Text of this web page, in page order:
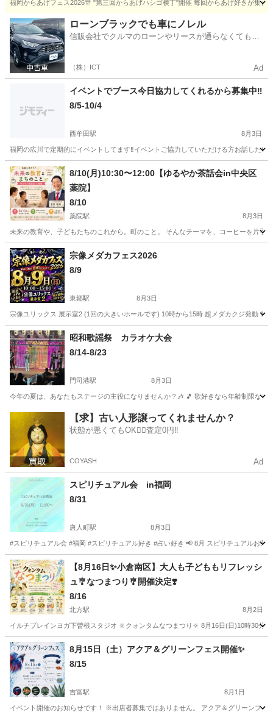
福岡からあげフェス2026🎊 "第三回からあげハシゴ横丁"開催 毎回からあげ好きが集
福岡 福岡市 赤坂駅 地域/お祭り 横丁
ローンブラックでも車にノレル
信販会社でクルマのローンやリースが通らなくてもク
（株）ICT Ad
イベントでブース今日協力してくれるから募集中‼️
8/5-10/4
西牟田駅 8月3日
福岡の広川で定期的にイベントしてます‼️イベントご協力していただける方お話したい
福岡 八女郡 西牟田駅 ブース
8/10(月)10:30〜12:00【ゆるやか茶話会in中央区
薬院】
8/10
薬院駅 8月3日
未来の教育や、子どもたちのこれから。町のこと。 そんなテーマを、コーヒーを片手
福岡 福岡市 薬院駅
宗像メダカフェス2026
8/9
東郷駅 8月3日
宗像ユリックス 展示室2 (1回の大きいホールです) 10時から15時 超メダカクジ発動 1
福岡 宗像市 東郷駅 地域/お祭り メダカ
昭和歌謡祭 カラオケ大会
8/14-8/23
門司港駅 8月3日
今年の夏は、あなたもステージの主役になりませんか？🎶 🎵 歌好きなら年齢制限な
門司港駅 地域/お祭り 会場
【求】古い人形譲ってくれませんか？
状態が悪くてもOK🙆‍♀️査定0円‼️
COYASH Ad
スピリチュアル会 in福岡
8/31
唐人町駅 8月3日
#スピリチュアル会 #福岡 #スピリチュアル好き #占い好き 📢 8月 スピリチュアルお
福岡 福岡市 唐人町駅 地域/お祭り スピリチュアル
【8月16日✨小倉南区】大人も子どももリフレッシ
ュ🎐なつまつり🎐開催決定❣️
8/16
北方駅 8月2日
イルチブレインヨガ下曽根スタジオ 🔆クォンタムなつまつり‪🔆‬ 8月16日(日)10時30分
福岡 北九州市 北方駅 地域/お祭り ブース
8月15日（土）アクア＆グリーンフェス開催✨️
8/15
吉富駅 8月1日
イベント開催のお知らせです！ ※出店者募集ではありません。 アクア＆グリーンフ